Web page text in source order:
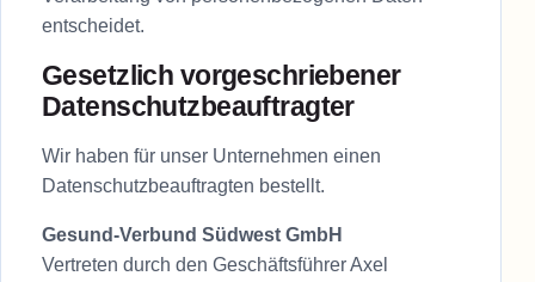
entscheidet.
Gesetzlich vorgeschriebener
Datenschutzbeauftragter
Wir haben für unser Unternehmen einen
Datenschutzbeauftragten bestellt.
Gesund-Verbund Südwest GmbH
Vertreten durch den Geschäftsführer Axel